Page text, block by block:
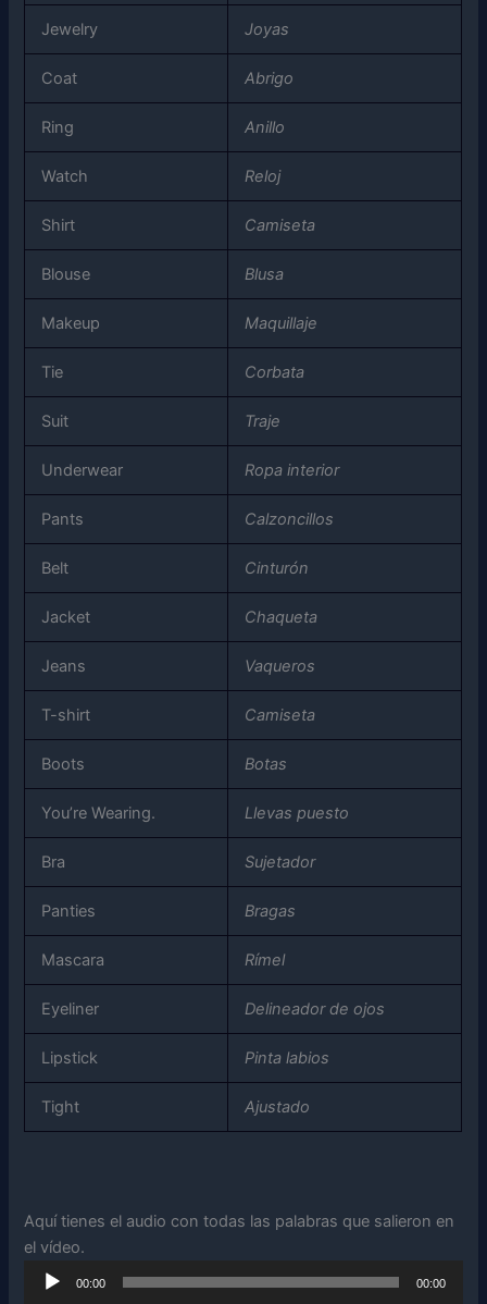
Jewelry Joyas
Coat Abrigo
Ring Anillo
Watch Reloj
Shirt Camiseta
Blouse Blusa
Makeup Maquillaje
Tie Corbata
Suit Traje
Underwear Ropa interior
Pants Calzoncillos
Belt Cinturón
Jacket Chaqueta
Jeans Vaqueros
T-shirt Camiseta
Boots Botas
You’re Wearing. Llevas puesto
Bra Sujetador
Panties Bragas
Mascara Rímel
Eyeliner Delineador de ojos
Lipstick Pinta labios
Tight Ajustado
Aquí tienes el audio con todas las palabras que salieron en
el vídeo.
Audio
00:00 00:00